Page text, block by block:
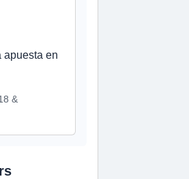
apuesta en
&